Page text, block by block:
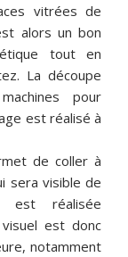
vitrées de
alors un bon
tout en
La découpe
pour
est réalisé à
de coller à
sera visible de
est réalisée
est donc
notamment